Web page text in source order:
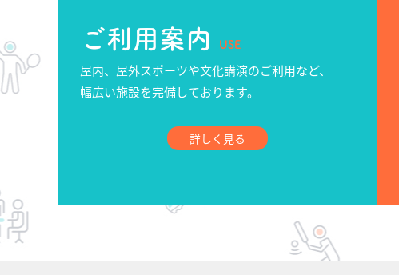
ご利用案内 USE
屋内、屋外スポーツや文化講演のご利用など、
幅広い施設を完備しております。
詳しく見る